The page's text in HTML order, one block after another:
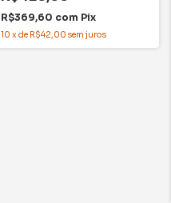
R$369,60 com Pix
10 xde R$42,00 sem juros